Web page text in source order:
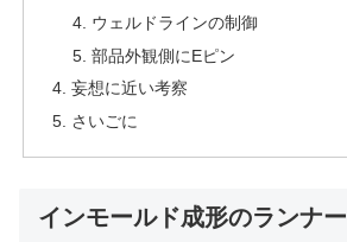
ウェルドラインの制御
部品外観側にEピン
妄想に近い考察
さいごに
インモールド成形のランナー